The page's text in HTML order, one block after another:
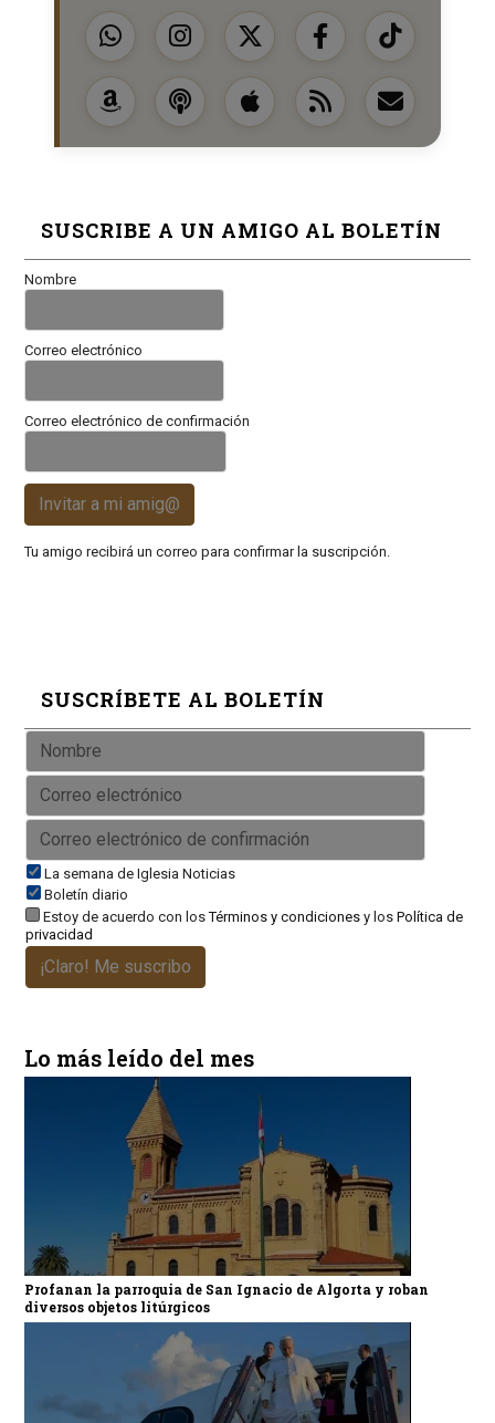
SUSCRIBE A UN AMIGO AL BOLETÍN
Nombre
Correo electrónico
Correo electrónico de confirmación
Invitar a mi amig@
Tu amigo recibirá un correo para confirmar la suscripción.
SUSCRÍBETE AL BOLETÍN
La semana de Iglesia Noticias
Boletín diario
Estoy de acuerdo con losTérminos y condicionesy los Política de
privacidad
¡Claro! Me suscribo
Lo más leído del mes
Profanan la parroquia de San Ignacio de Algorta y roban
diversos objetos litúrgicos